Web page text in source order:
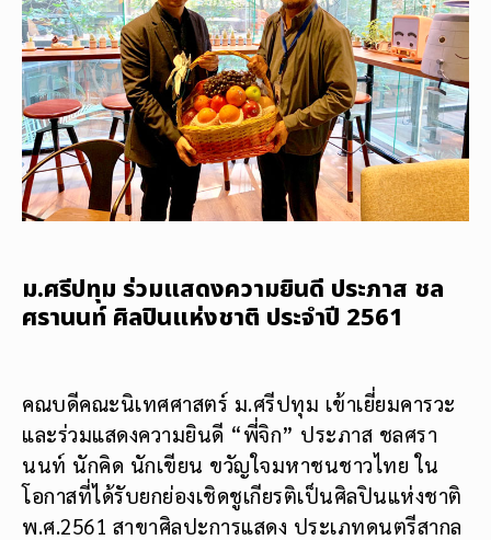
ม.ศรีปทุม ร่วมแสดงความยินดี ประภาส ชล
ศรานนท์ ศิลปินแห่งชาติ ประจำปี 2561
คณบดีคณะนิเทศศาสตร์ ม.ศรีปทุม เข้าเยี่ยมคารวะ
และร่วมแสดงความยินดี “พี่จิก” ประภาส ชลศรา
นนท์ นักคิด นักเขียน ขวัญใจมหาชนชาวไทย ใน
โอกาสที่ได้รับยกย่องเชิดชูเกียรติเป็นศิลปินแห่งชาติ
พ.ศ.2561 สาขาศิลปะการแสดง ประเภทดนตรีสากล